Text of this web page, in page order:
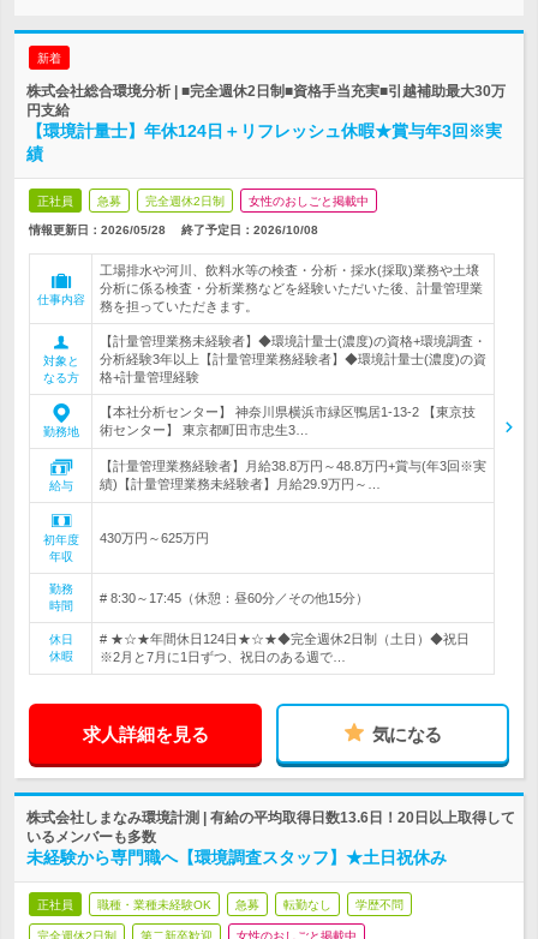
新着
株式会社総合環境分析 | ■完全週休2日制■資格手当充実■引越補助最大30万
円支給
【環境計量士】年休124日＋リフレッシュ休暇★賞与年3回※実
績
正社員 急募 完全週休2日制 女性のおしごと掲載中
情報更新日：2026/05/28 終了予定日： 2026/10/08
仕事内容
工場排水や河川、飲料水等の検査・分析・採水(採取)業務や土壌
分析に係る検査・分析業務などを経験いただいた後、計量管理業
務を担っていただきます。
対象と
なる方
【計量管理業務未経験者】◆環境計量士(濃度)の資格+環境調査・
分析経験3年以上【計量管理業務経験者】◆環境計量士(濃度)の資
格+計量管理経験
勤務地
【本社分析センター】 神奈川県横浜市緑区鴨居1-13-2 【東京技
術センター】 東京都町田市忠生3…
給与
【計量管理業務経験者】月給38.8万円～48.8万円+賞与(年3回※実
績)【計量管理業務未経験者】月給29.9万円～…
初年度
年収
430万円～625万円
勤務
時間
# 8:30～17:45（休憩：昼60分／その他15分）
休日
休暇
# ★☆★年間休日124日★☆★◆完全週休2日制（土日）◆祝日
※2月と7月に1日ずつ、祝日のある週で…
求人詳細を見る 気になる
株式会社しまなみ環境計測 | 有給の平均取得日数13.6日！20日以上取得して
いるメンバーも多数
未経験から専門職へ【環境調査スタッフ】★土日祝休み
正社員 職種・業種未経験OK 急募 転勤なし 学歴不問
完全週休2日制 第二新卒歓迎 女性のおしごと掲載中